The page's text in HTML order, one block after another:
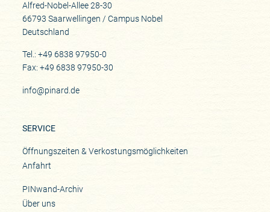
Alfred-Nobel-Allee 28-30
66793 Saarwellingen / Campus Nobel
Deutschland
Tel.: +49 6838 97950-0
Fax: +49 6838 97950-30
info@pinard.de
SERVICE
Öffnungszeiten & Verkostungsmöglichkeiten
Anfahrt
PINwand-Archiv
Über uns